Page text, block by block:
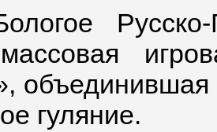
Русско-
массовая
гуляние.